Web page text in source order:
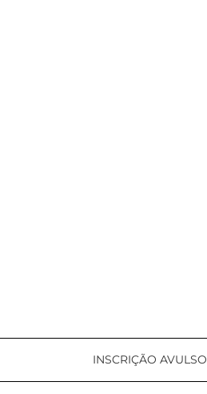
INSCRIÇÃO AVULSO